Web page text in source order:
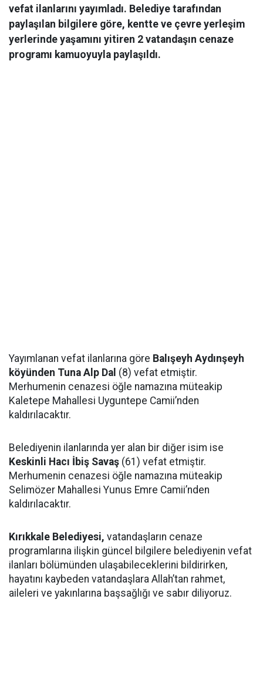
vefat ilanlarını yayımladı. Belediye tarafından
paylaşılan bilgilere göre, kentte ve çevre yerleşim
yerlerinde yaşamını yitiren 2 vatandaşın cenaze
programı kamuoyuyla paylaşıldı.
Yayımlanan vefat ilanlarına göre Balışeyh Aydınşeyh
köyünden Tuna Alp Dal (8) vefat etmiştir.
Merhumenin cenazesi öğle namazına müteakip
Kaletepe Mahallesi Uyguntepe Camii’nden
kaldırılacaktır.
Belediyenin ilanlarında yer alan bir diğer isim ise
Keskinli Hacı İbiş Savaş (61) vefat etmiştir.
Merhumenin cenazesi öğle namazına müteakip
Selimözer Mahallesi Yunus Emre Camii’nden
kaldırılacaktır.
Kırıkkale Belediyesi, vatandaşların cenaze
programlarına ilişkin güncel bilgilere belediyenin vefat
ilanları bölümünden ulaşabileceklerini bildirirken,
hayatını kaybeden vatandaşlara Allah’tan rahmet,
aileleri ve yakınlarına başsağlığı ve sabır diliyoruz.